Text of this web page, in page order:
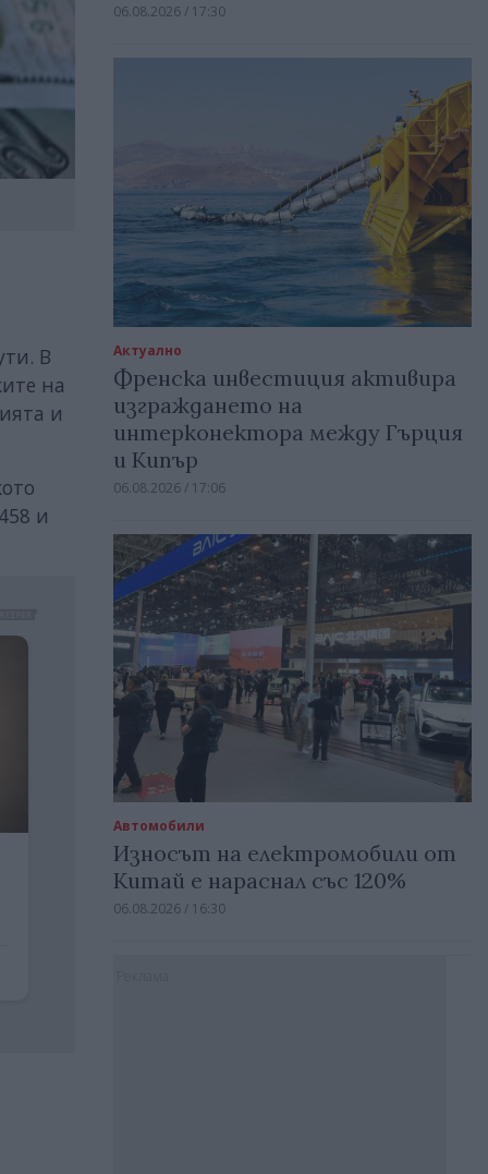
В
на
и
и
06.08.2026 / 17:30
Актуално
Френска инвестиция активира
изграждането на
интерконектора между Гърция
и Кипър
06.08.2026 / 17:06
Автомобили
Износът на електромобили от
Китай е нараснал със 120%
06.08.2026 / 16:30